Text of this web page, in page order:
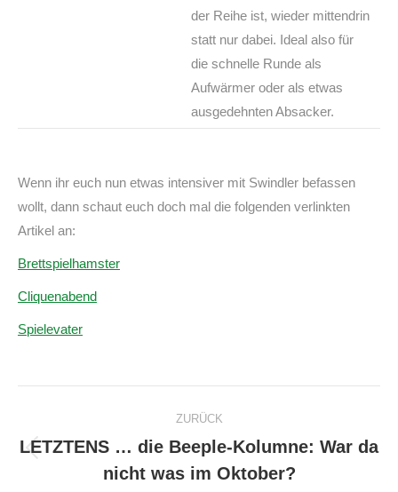
der Reihe ist, wieder mittendrin
statt nur dabei. Ideal also für
die schnelle Runde als
Aufwärmer oder als etwas
ausgedehnten Absacker.
Wenn ihr euch nun etwas intensiver mit Swindler befassen
wollt, dann schaut euch doch mal die folgenden verlinkten
Artikel an:
Brettspielhamster
Cliquenabend
Spielevater
Kommentarnavigation
ZURÜCK
Vorheriger
Beitrag:
LETZTENS … die Beeple-Kolumne: War da
nicht was im Oktober?